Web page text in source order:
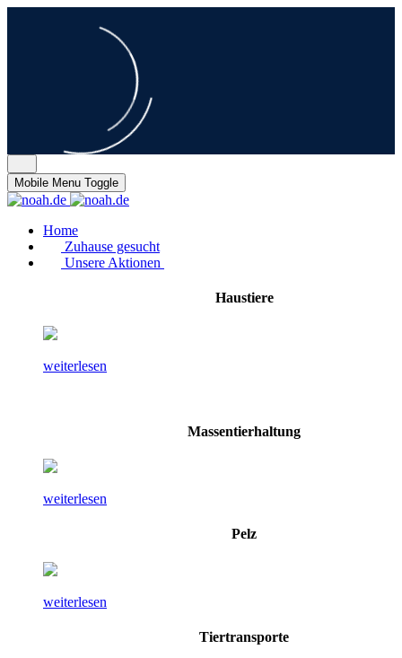
Mobile Menu Toggle
Home
Zuhause gesucht
Unsere Aktionen
Haustiere
weiterlesen
Massentierhaltung
weiterlesen
Pelz
weiterlesen
Tiertransporte